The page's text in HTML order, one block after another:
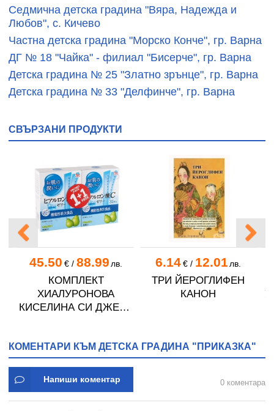
Седмична детска градина "Вяра, Надежда и
Любов", с. Кичево
Частна детска градина "Морско Конче", гр. Варна
ДГ № 18 "Чайка" - филиал "Бисерче", гр. Варна
Детска градина № 25 "Златно зрънце", гр. Варна
Детска градина № 33 "Делфинче", гр. Варна
СВЪРЗАНИ ПРОДУКТИ
45.50 €/ 88.99 лв.
КОМПЛЕКТ
ХИАЛУРОНОВА
КИСЕЛИНА СИ ДЖЕЛИ
6.14 €/ 12.01лв.
ТРИ ЙЕРОГЛИФЕН
КАНОН
КОМЕНТАРИ КЪМ ДЕТСКА ГРАДИНА "ПРИКАЗКА"
Напиши коментар 0 коментара